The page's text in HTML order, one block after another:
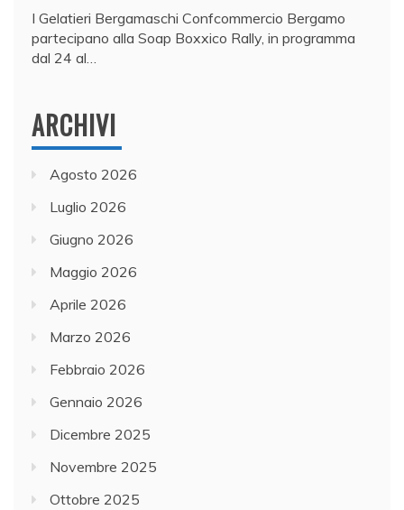
I Gelatieri Bergamaschi Confcommercio Bergamo
partecipano alla Soap Boxxico Rally, in programma
dal 24 al…
ARCHIVI
Agosto 2026
Luglio 2026
Giugno 2026
Maggio 2026
Aprile 2026
Marzo 2026
Febbraio 2026
Gennaio 2026
Dicembre 2025
Novembre 2025
Ottobre 2025